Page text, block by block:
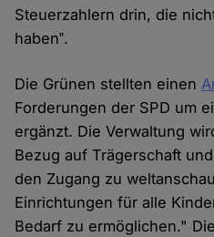
Steuerzahlern drin, die
haben‟.
Die Grünen stellten einen
Forderungen der SPD um
ergänzt. Die Verwaltung
Bezug auf Trägerschaft
den Zugang zu
Einrichtungen für alle
Bedarf zu ermöglichen."